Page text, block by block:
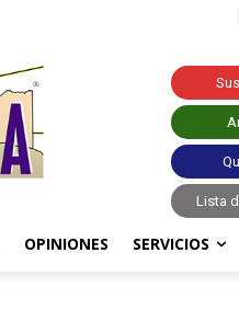
Lista
OPINIONES SERVICIOS